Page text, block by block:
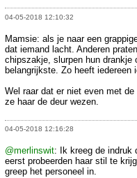
04-05-2018 12:10:32
Mamsie: als je naar een
dat iemand lacht. Anderen
chipszakje, slurpen hun drankje
belangrijkste. Zo heeft iedereen
Wel raar dat er niet even met
ze haar de deur wezen.
04-05-2018 12:16:28
@merlinswit: Ik kreeg de indruk
eerst probeerden haar stil te
greep het personeel in.